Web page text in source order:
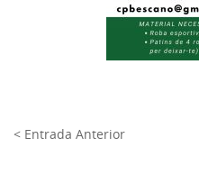
< Entrada Anterior